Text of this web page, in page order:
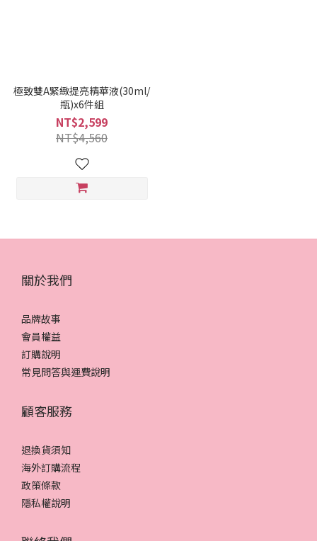
極致雙A緊緻提亮精華液(30ml/
瓶)x6件組
NT$2,599
NT$4,560
關於我們
品牌故事
會員權益
訂購說明
常見問答與運費說明
顧客服務
退換貨須知
海外訂購流程
政策條款
隱私權說明